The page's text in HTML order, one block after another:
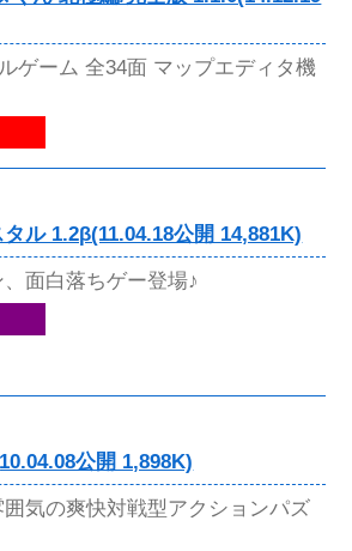
ゲーム 全34面 マップエディタ機
ル 1.2β(11.04.18公開 14,881K)
面白落ちゲー登場♪
公開 1,898K)
気の爽快対戦型アクションパズ